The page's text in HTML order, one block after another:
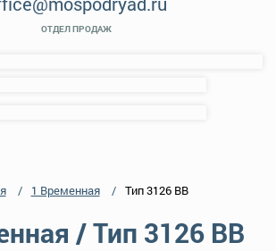
ОТДЕЛ ПРОДАЖ
1 Временная Тип 3126 ВВ
/ Тип 3126 ВВ